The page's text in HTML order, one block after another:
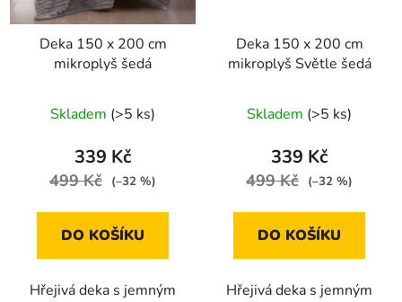
Deka 150 x 200 cm
mikroplyš šedá
Skladem (>5 ks)
339 Kč
499 Kč (–32 %)
DO KOŠÍKU
Hřejivá deka s jemným
Deka 150 x 200 cm
mikroplyš Světle šedá
Skladem (>5 ks)
339 Kč
499 Kč (–32 %)
DO KOŠÍKU
Hřejivá deka s jemným